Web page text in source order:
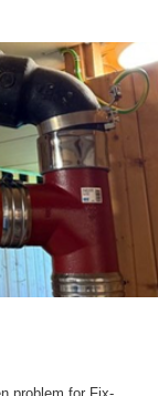
så jeg har
kjapt.
om å
måneder for å
alt snudd på
er det
forteller
av hår -